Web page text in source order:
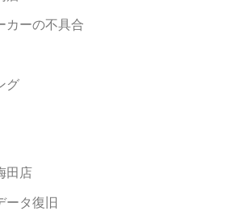
カーの不具合
グ
田店
ータ復旧